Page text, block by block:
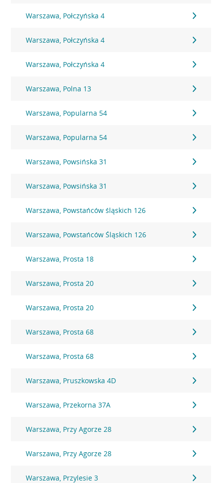
Warszawa, Połczyńska 4
Warszawa, Połczyńska 4
Warszawa, Połczyńska 4
Warszawa, Polna 13
Warszawa, Popularna 54
Warszawa, Popularna 54
Warszawa, Powsińska 31
Warszawa, Powsińska 31
Warszawa, Powstańców śląskich 126
Warszawa, Powstańców Śląskich 126
Warszawa, Prosta 18
Warszawa, Prosta 20
Warszawa, Prosta 20
Warszawa, Prosta 68
Warszawa, Prosta 68
Warszawa, Pruszkowska 4D
Warszawa, Przekorna 37A
Warszawa, Przy Agorze 28
Warszawa, Przy Agorze 28
Warszawa, Przylesie 3